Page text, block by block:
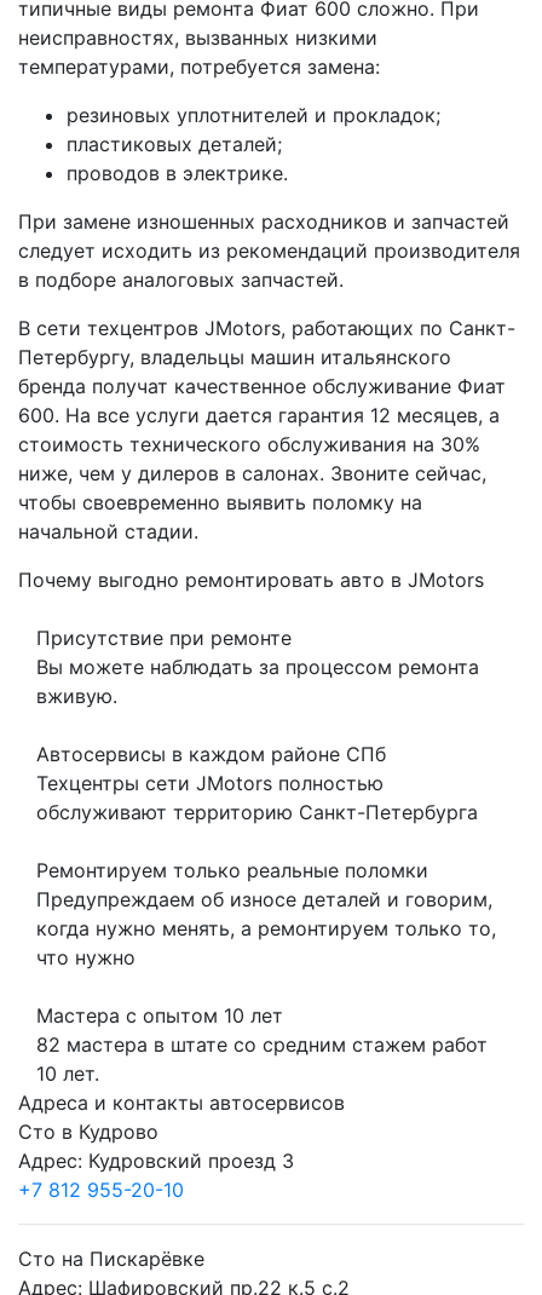
типичные виды ремонта Фиат 600 сложно. При
неисправностях, вызванных низкими
температурами, потребуется замена:
резиновых уплотнителей и прокладок;
пластиковых деталей;
проводов в электрике.
При замене изношенных расходников и запчастей
следует исходить из рекомендаций производителя
в подборе аналоговых запчастей.
В сети техцентров JMotors, работающих по Санкт-
Петербургу, владельцы машин итальянского
бренда получат качественное обслуживание Фиат
600. На все услуги дается гарантия 12 месяцев, а
стоимость технического обслуживания на 30%
ниже, чем у дилеров в салонах. Звоните сейчас,
чтобы своевременно выявить поломку на
начальной стадии.
Почему выгодно ремонтировать авто в JMotors
Присутствие при ремонте
Вы можете наблюдать за процессом ремонта
вживую.
Автосервисы в каждом районе СПб
Техцентры сети JMotors полностью
обслуживают территорию Санкт-Петербурга
Ремонтируем только реальные поломки
Предупреждаем об износе деталей и говорим,
когда нужно менять, а ремонтируем только то,
что нужно
Мастера с опытом 10 лет
82 мастера в штате со средним стажем работ
10 лет.
Адреса и контакты автосервисов
Сто в Кудрово
Адрес: Кудровский проезд 3
+7 812 955-20-10
Сто на Пискарёвке
Адрес: Шафировский пр.22 к.5 с.2